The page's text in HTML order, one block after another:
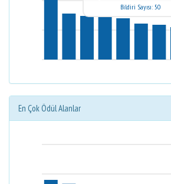
Bildiri Sayısı: 50
En Çok Ödül Alanlar